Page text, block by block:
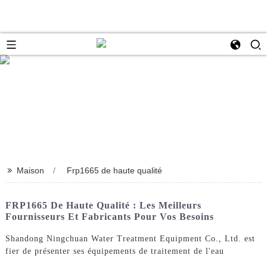
>> Maison Frp1665 de haute qualité
FRP1665 De Haute Qualité : Les Meilleurs
Fournisseurs Et Fabricants Pour Vos Besoins
Shandong Ningchuan Water Treatment Equipment Co., Ltd. est
fier de présenter ses équipements de traitement de l'eau